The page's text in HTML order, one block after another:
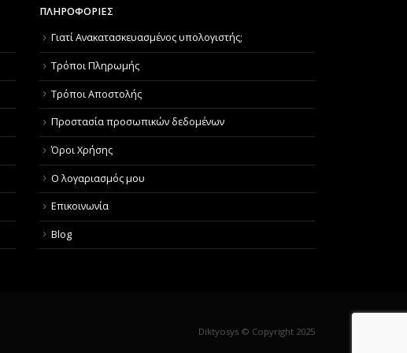
ΠΛΗΡΟΦΟΡΙΕΣ
Γιατί Aνακατασκευασμένος υπολογιστής;
Τρόποι Πληρωμής
Τρόποι Αποστολής
Προστασία προσωπικών δεδομένων
Όροι Χρήσης
Ο λογαριασμός μου
Επικοινωνία
Blog
Diktyosys © Copyright 2025